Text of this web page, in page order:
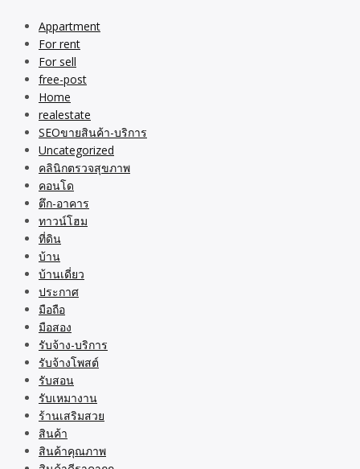
Appartment
For rent
For sell
free-post
Home
realestate
SEOขายสินค้า-บริการ
Uncategorized
คลินิกตรวจสุขภาพ
คอนโด
ตึก-อาคาร
ทาวน์โฮม
ที่ดิน
บ้าน
บ้านเดี่ยว
ประกาศ
มือถือ
มือสอง
รับจ้าง-บริการ
รับจ้างโพสต์
รับสอน
รับเหมางาน
ร้านเสริมสวย
สินค้า
สินค้าคุณภาพ